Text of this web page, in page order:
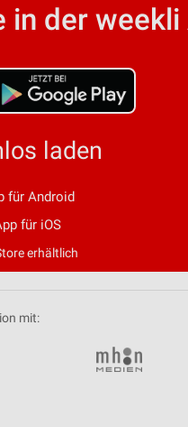
in der weekli
laden
für Android
für iOS
erhältlich
mit: